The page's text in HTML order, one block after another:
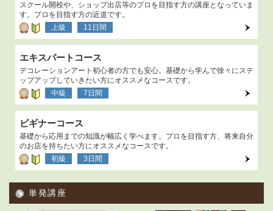
スクール開校や、ショップ出店等のプロを目指す方の講座となっていま
す。プロを目指す方の近道です。
上級
11日間
エキスパートコース
デコレーションアート初心者の方でも安心。基礎から学んで徐々にステ
ップアップしていきたい方にオススメなコースです。
中級
7日間
ビギナーコース
基礎から応用までの知識が幅広く学べます。プロを目指す方、将来自分
のお店を持ちたい方にオススメなコースです。
初級
3日間
単発講座